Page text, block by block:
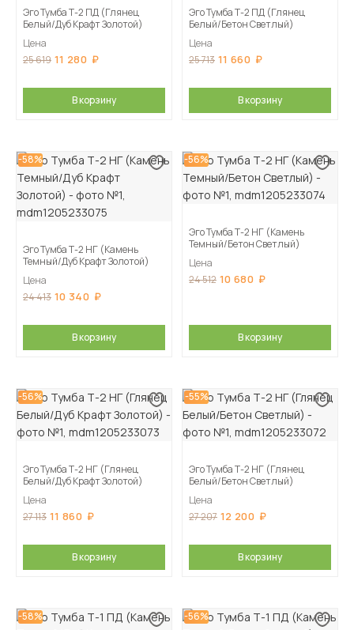
Эго Тумба Т-2 ПД (Глянец
Белый/Дуб Крафт Золотой)
Цена
25 619 11 280
В корзину
Эго Тумба Т-2 ПД (Глянец
Белый/Бетон Светлый)
Цена
25 713 11 660
В корзину
-58%
Эго Тумба Т-2 НГ (Камень
Темный/Дуб Крафт Золотой)
Цена
24 413 10 340
В корзину
-56%
Эго Тумба Т-2 НГ (Камень
Темный/Бетон Светлый)
Цена
24 512 10 680
В корзину
-56%
Эго Тумба Т-2 НГ (Глянец
Белый/Дуб Крафт Золотой)
Цена
27 113 11 860
В корзину
-55%
Эго Тумба Т-2 НГ (Глянец
Белый/Бетон Светлый)
Цена
27 207 12 200
В корзину
-58% -56%